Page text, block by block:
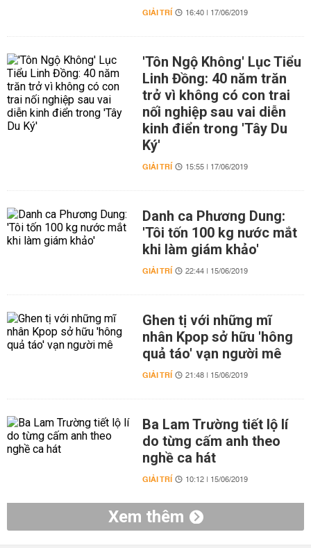
GIẢI TRÍ 16:40 | 17/06/2019
'Tôn Ngộ Không' Lục Tiểu
Linh Đồng: 40 năm trăn
trở vì không có con trai
nối nghiệp sau vai diễn
kinh điển trong 'Tây Du
Ký'
GIẢI TRÍ 15:55 | 17/06/2019
Danh ca Phương Dung:
'Tôi tốn 100 kg nước mắt
khi làm giám khảo'
GIẢI TRÍ 22:44 | 15/06/2019
Ghen tị với những mĩ
nhân Kpop sở hữu 'hông
quả táo' vạn người mê
GIẢI TRÍ 21:48 | 15/06/2019
Ba Lam Trường tiết lộ lí
do từng cấm anh theo
nghề ca hát
GIẢI TRÍ 10:12 | 15/06/2019
Xem thêm